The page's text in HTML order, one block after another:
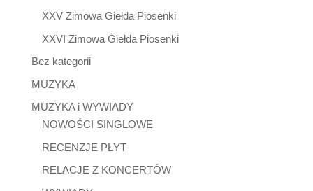
XXV Zimowa Giełda Piosenki
XXVI Zimowa Giełda Piosenki
Bez kategorii
MUZYKA
MUZYKA i WYWIADY
NOWOŚCI SINGLOWE
RECENZJE PŁYT
RELACJE Z KONCERTÓW